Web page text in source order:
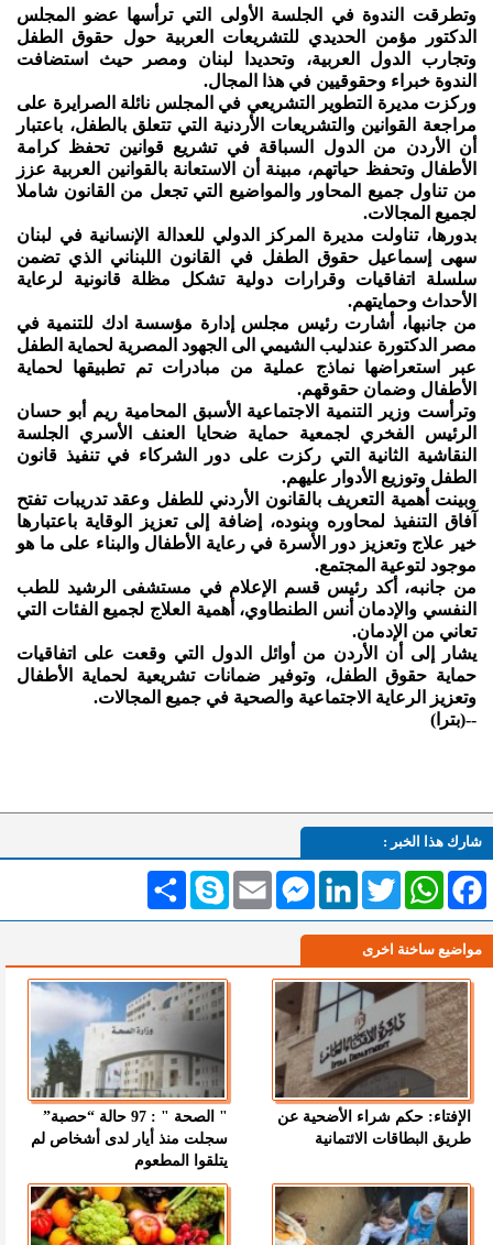
وتطرقت الندوة في الجلسة الأولى التي ترأسها عضو المجلس
الدكتور مؤمن الحديدي للتشريعات العربية حول حقوق الطفل
وتجارب الدول العربية، وتحديدا لبنان ومصر حيث استضافت
الندوة خبراء وحقوقيين في هذا المجال.
وركزت مديرة التطوير التشريعي في المجلس نائلة الصرايرة على
مراجعة القوانين والتشريعات الأردنية التي تتعلق بالطفل، باعتبار
أن الأردن من الدول السباقة في تشريع قوانين تحفظ كرامة
الأطفال وتحفظ حياتهم، مبينة أن الاستعانة بالقوانين العربية عزز
من تناول جميع المحاور والمواضيع التي تجعل من القانون شاملا
لجميع المجالات.
بدورها، تناولت مديرة المركز الدولي للعدالة الإنسانية في لبنان
سهى إسماعيل حقوق الطفل في القانون اللبناني الذي تضمن
سلسلة اتفاقيات وقرارات دولية تشكل مظلة قانونية لرعاية
الأحداث وحمايتهم.
من جانبها، أشارت رئيس مجلس إدارة مؤسسة ادك للتنمية في
مصر الدكتورة عندليب الشيمي الى الجهود المصرية لحماية الطفل
عبر استعراضها نماذج عملية من مبادرات تم تطبيقها لحماية
الأطفال وضمان حقوقهم.
وترأست وزير التنمية الاجتماعية الأسبق المحامية ريم أبو حسان
الرئيس الفخري لجمعية حماية ضحايا العنف الأسري الجلسة
النقاشية الثانية التي ركزت على دور الشركاء في تنفيذ قانون
الطفل وتوزيع الأدوار عليهم.
وبينت أهمية التعريف بالقانون الأردني للطفل وعقد تدريبات تفتح
آفاق التنفيذ لمحاوره وبنوده، إضافة إلى تعزيز الوقاية باعتبارها
خير علاج وتعزيز دور الأسرة في رعاية الأطفال والبناء على ما هو
موجود لتوعية المجتمع.
من جانبه، أكد رئيس قسم الإعلام في مستشفى الرشيد للطب
النفسي والإدمان أنس الطنطاوي، أهمية العلاج لجميع الفئات التي
تعاني من الإدمان.
يشار إلى أن الأردن من أوائل الدول التي وقعت على اتفاقيات
حماية حقوق الطفل، وتوفير ضمانات تشريعية لحماية الأطفال
وتعزيز الرعاية الاجتماعية والصحية في جميع المجالات.
--(بترا)
شارك هذا الخبر :
انشر Skype Email
MessengerLinkedInTwitterWhatsAppFacebook
مواضيع ساخنة اخرى
الإفتاء: حكم شراء الأضحية عن
طريق البطاقات الائتمانية
" الصحة " : 97 حالة “حصبة”
سجلت منذ أيار لدى أشخاص لم
يتلقوا المطعوم